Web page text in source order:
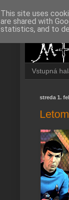
Vstupná
streda 1.
This site uses
are shared with
statistics, and to